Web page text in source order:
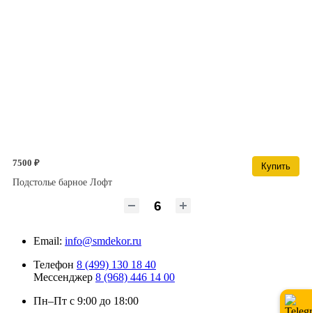
7500 ₽
Купить
Подстолье барное Лофт
Email: info@smdekor.ru
Телефон 8 (499) 130 18 40
Мессенджер 8 (968) 446 14 00
Пн–Пт с 9:00 до 18:00